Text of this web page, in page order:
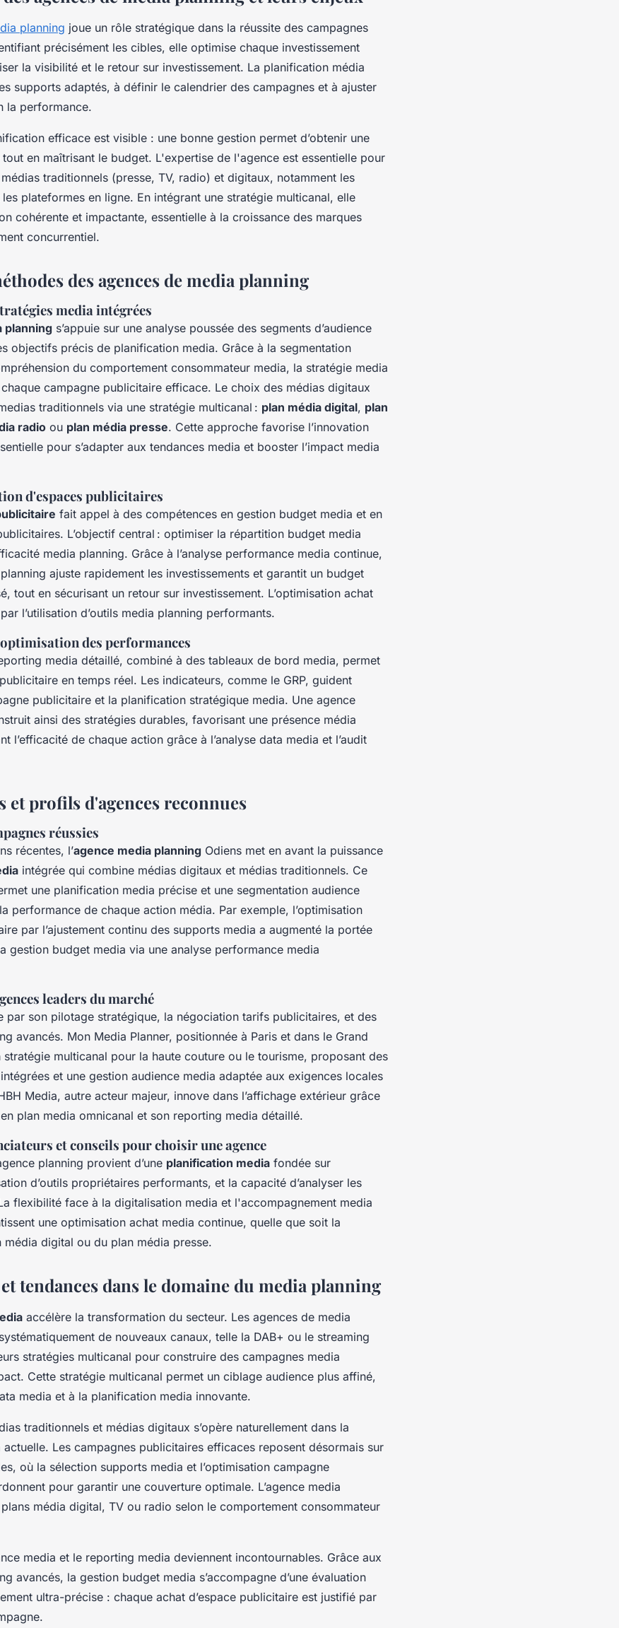
planning joue un rôle stratégique dans la réussite des campagnes
précisément les cibles, elle optimise chaque investissement
la visibilité et le retour sur investissement. La planification média
supports adaptés, à définir le calendrier des campagnes et à ajuster
la performance.
efficace est visible : une bonne gestion permet d’obtenir une
en maîtrisant le budget. L'expertise de l'agence est essentielle pour
traditionnels (presse, TV, radio) et digitaux, notamment les
plateformes en ligne. En intégrant une stratégie multicanal, elle
cohérente et impactante, essentielle à la croissance des marques
concurrentiel.
des agences de media planning
media intégrées
planning s’appuie sur une analyse poussée des segments d’audience
objectifs précis de planification media. Grâce à la segmentation
du comportement consommateur media, la stratégie media
chaque campagne publicitaire efficace. Le choix des médias digitaux
traditionnels via une stratégie multicanal : plan média digital, plan
radio ou plan média presse. Cette approche favorise l’innovation
pour s’adapter aux tendances media et booster l’impact media
d'espaces publicitaires
fait appel à des compétences en gestion budget media et en
L’objectif central : optimiser la répartition budget media
media planning. Grâce à l’analyse performance media continue,
ajuste rapidement les investissements et garantit un budget
tout en sécurisant un retour sur investissement. L’optimisation achat
l’utilisation d’outils media planning performants.
des performances
media détaillé, combiné à des tableaux de bord media, permet
en temps réel. Les indicateurs, comme le GRP, guident
publicitaire et la planification stratégique media. Une agence
ainsi des stratégies durables, favorisant une présence média
l’efficacité de chaque action grâce à l’analyse data media et l’audit
et profils d'agences reconnues
réussies
récentes, l’agence media planning Odiens met en avant la puissance
intégrée qui combine médias digitaux et médias traditionnels. Ce
une planification media précise et une segmentation audience
performance de chaque action média. Par exemple, l’optimisation
par l’ajustement continu des supports media a augmenté la portée
gestion budget media via une analyse performance media
leaders du marché
par son pilotage stratégique, la négociation tarifs publicitaires, et des
avancés. Mon Media Planner, positionnée à Paris et dans le Grand
stratégie multicanal pour la haute couture ou le tourisme, proposant des
et une gestion audience media adaptée aux exigences locales
Media, autre acteur majeur, innove dans l’affichage extérieur grâce
plan media omnicanal et son reporting media détaillé.
et conseils pour choisir une agence
planning provient d’une planification media fondée sur
d’outils propriétaires performants, et la capacité d’analyser les
flexibilité face à la digitalisation media et l'accompagnement media
une optimisation achat media continue, quelle que soit la
digital ou du plan média presse.
tendances dans le domaine du media planning
accélère la transformation du secteur. Les agences de media
de nouveaux canaux, telle la DAB+ ou le streaming
stratégies multicanal pour construire des campagnes media
Cette stratégie multicanal permet un ciblage audience plus affiné,
media et à la planification media innovante.
traditionnels et médias digitaux s’opère naturellement dans la
Les campagnes publicitaires efficaces reposent désormais sur
où la sélection supports media et l’optimisation campagne
pour garantir une couverture optimale. L’agence media
média digital, TV ou radio selon le comportement consommateur
media et le reporting media deviennent incontournables. Grâce aux
avancés, la gestion budget media s’accompagne d’une évaluation
ultra-précise : chaque achat d’espace publicitaire est justifié par